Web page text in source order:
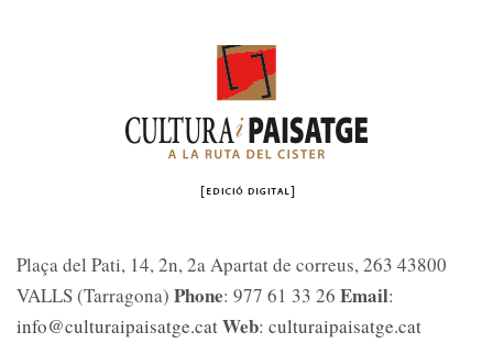
Plaça del Pati, 14, 2n, 2a Apartat de correus, 263 43800
VALLS (Tarragona) Phone: 977 61 33 26 Email:
info@culturaipaisatge.catWeb: culturaipaisatge.cat